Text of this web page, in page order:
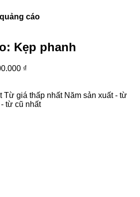
cáo
Kẹp phanh
₫
Từ giá thấp nhất Năm sản xuất - từ
từ cũ nhất